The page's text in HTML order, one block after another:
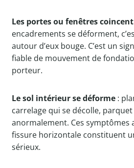
Les portes ou fenêtres coincent
encadrements se déforment,
autour d’eux bouge. C’est un
fiable de mouvement de
porteur.
Le sol intérieur se déforme :
carrelage qui se décolle,
anormalement. Ces symptômes
fissure horizontale constituent
sérieux.